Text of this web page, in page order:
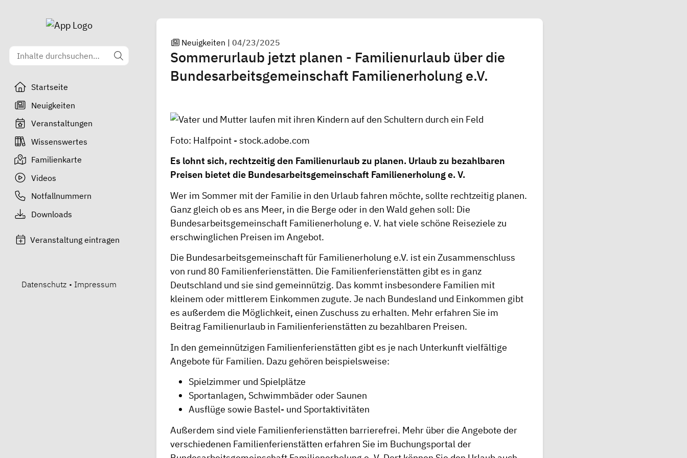
Startseite
Neuigkeiten
Veranstaltungen
Wissenswertes
Familienkarte
Videos
Notfallnummern
Downloads
Veranstaltung eintragen
Datenschutz • Impressum
Neuigkeiten |04/23/2025
Sommerurlaub jetzt planen - Familienurlaub über die
Bundesarbeitsgemeinschaft Familienerholung e.V.
Foto: Halfpoint - stock.adobe.com
Es lohnt sich, rechtzeitig den Familienurlaub zu planen. Urlaub zu bezahlbaren
Preisen bietet die Bundesarbeitsgemeinschaft Familienerholung e. V.
Wer im Sommer mit der Familie in den Urlaub fahren möchte, sollte rechtzeitig planen.
Ganz gleich ob es ans Meer, in die Berge oder in den Wald gehen soll: Die
Bundesarbeitsgemeinschaft Familienerholung e. V. hat viele schöne Reiseziele zu
erschwinglichen Preisen im Angebot.
Die Bundesarbeitsgemeinschaft für Familienerholung e.V. ist ein Zusammenschluss
von rund 80 Familienferienstätten. Die Familienferienstätten gibt es in ganz
Deutschland und sie sind gemeinnützig. Das kommt insbesondere Familien mit
kleinem oder mittlerem Einkommen zugute. Je nach Bundesland und Einkommen gibt
es außerdem die Möglichkeit, einen Zuschuss zu erhalten. Mehr erfahren Sie im
Beitrag Familienurlaub in Familienferienstätten zu bezahlbaren Preisen.
In den gemeinnützigen Familienferienstätten gibt es je nach Unterkunft vielfältige
Angebote für Familien. Dazu gehören beispielsweise:
Spielzimmer und Spielplätze
Sportanlagen, Schwimmbäder oder Saunen
Ausflüge sowie Bastel- und Sportaktivitäten
Außerdem sind viele Familienferienstätten barrierefrei. Mehr über die Angebote der
verschiedenen Familienferienstätten erfahren Sie im Buchungsportal der